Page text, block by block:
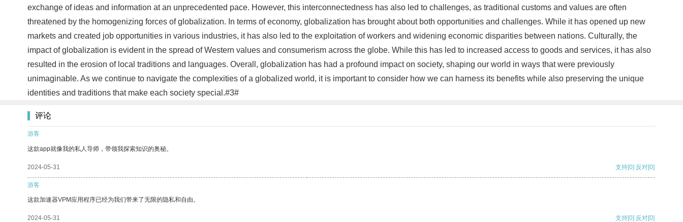
exchange of ideas and information at an unprecedented pace. However, this interconnectedness has also led to challenges, as traditional customs and values are often
threatened by the homogenizing forces of globalization. In terms of economy, globalization has brought about both opportunities and challenges. While it has opened up new
markets and created job opportunities in various industries, it has also led to the exploitation of workers and widening economic disparities between nations. Culturally, the
impact of globalization is evident in the spread of Western values and consumerism across the globe. While this has led to increased access to goods and services, it has also
resulted in the erosion of local traditions and languages. Overall, globalization has had a profound impact on society, shaping our world in ways that were previously
unimaginable. As we continue to navigate the complexities of a globalized world, it is important to consider how we can harness its benefits while also preserving the unique
identities and traditions that make each society special.#3#
评论
游客
这款app就像我的私人导师，带领我探索知识的奥秘。
2024-05-31 支持[0] 反对[0]
游客
这款加速器VPM应用程序已经为我们带来了无限的隐私和自由。
2024-05-31 支持[0] 反对[0]